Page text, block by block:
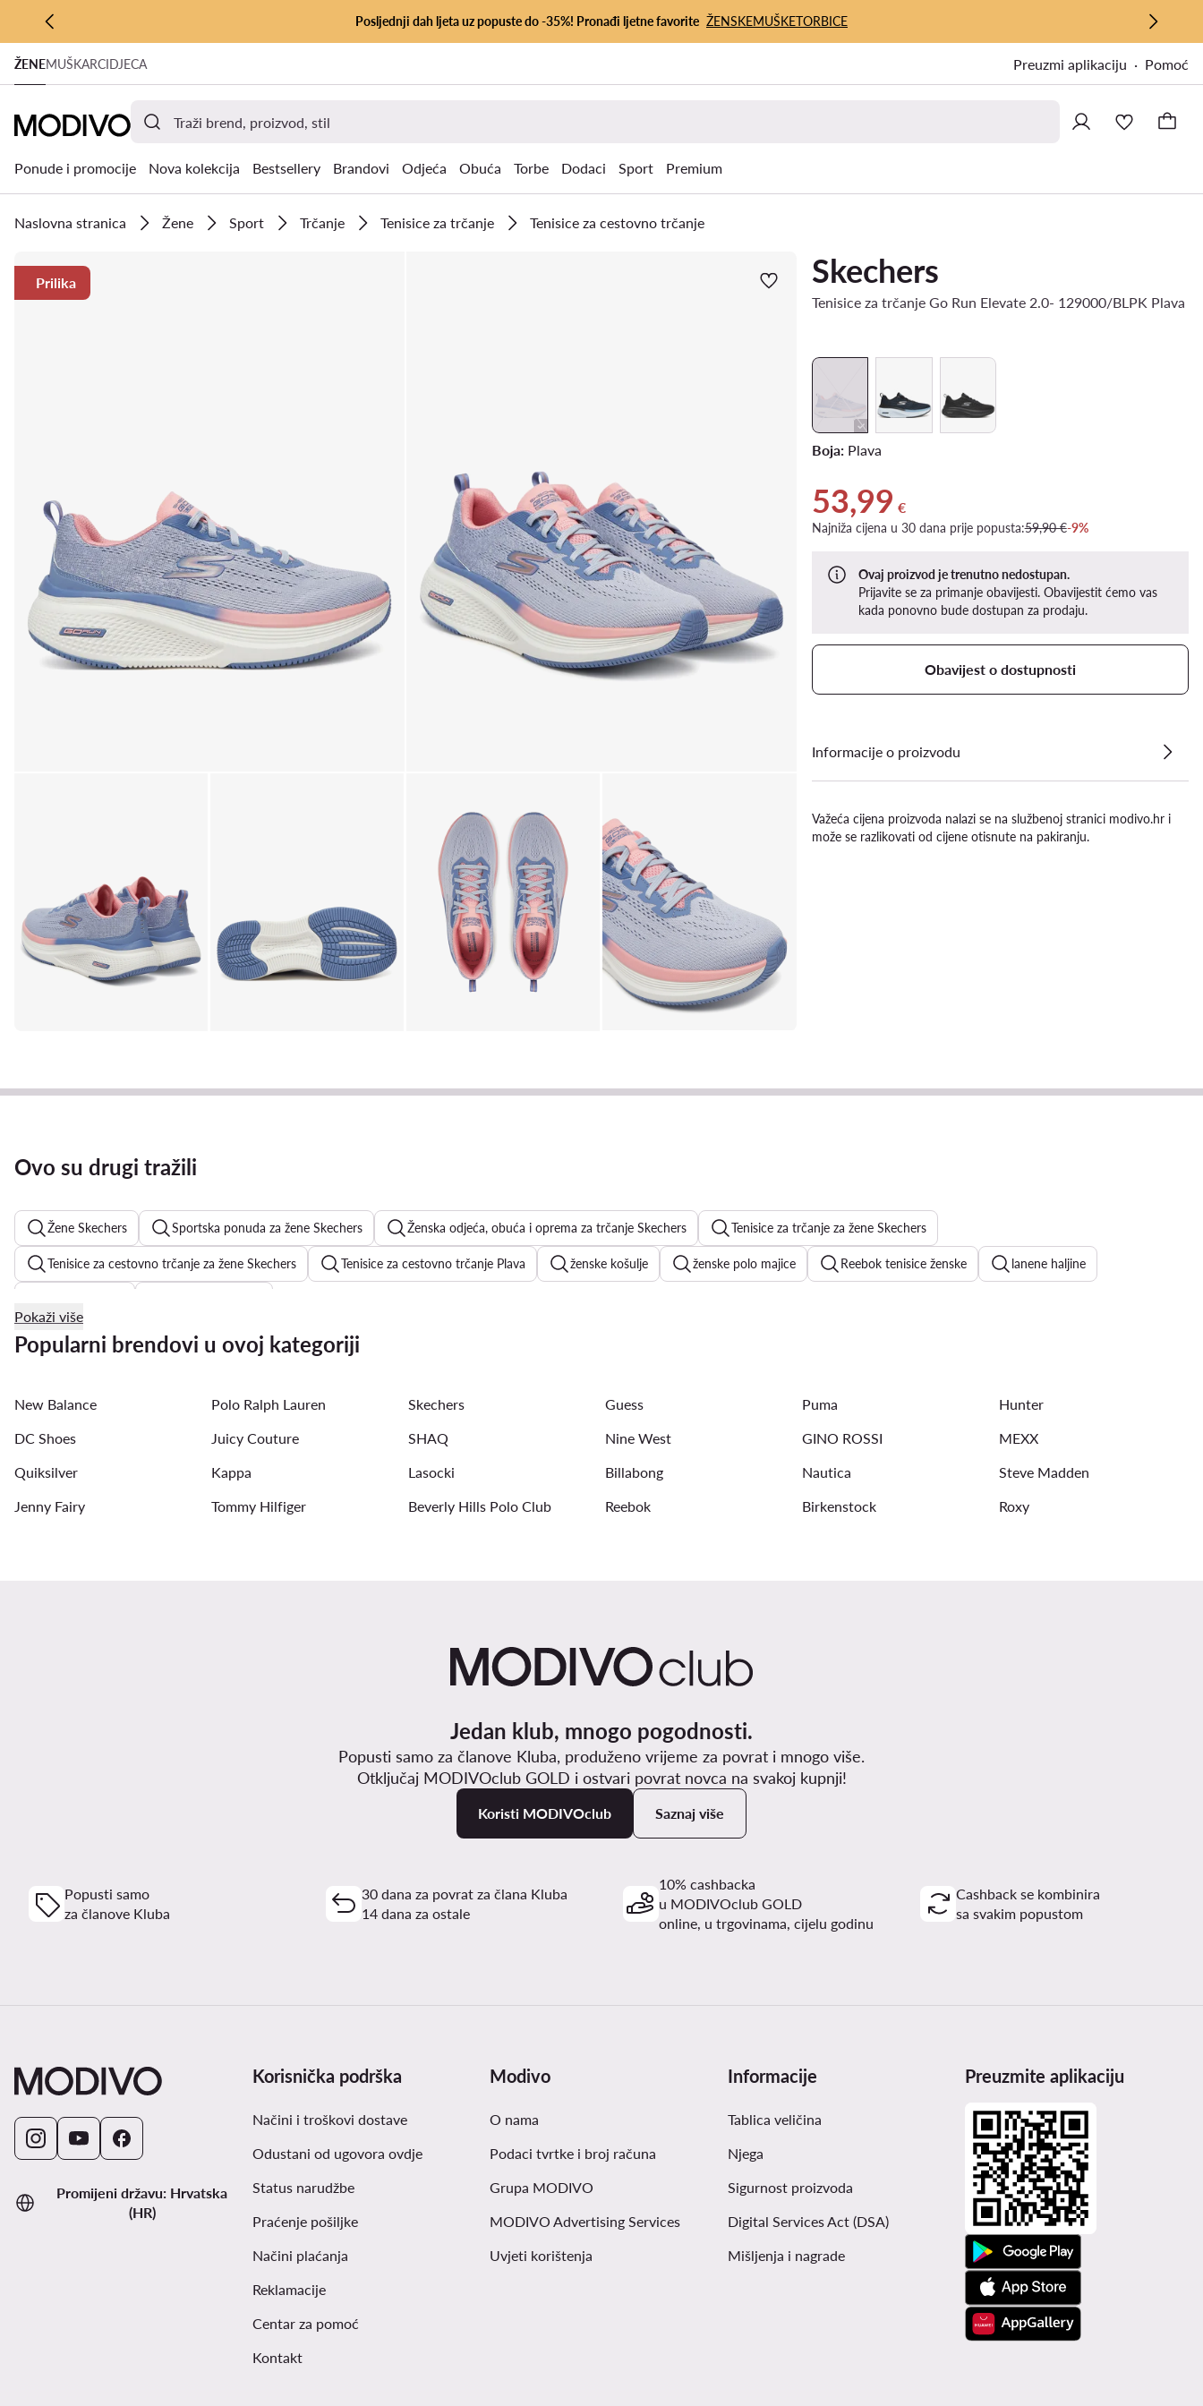
PRIJEĐI NA GLAVNI SADRŽAJ
PRIJEĐI NA PRETRAŽIVANJE
Posljednji dah ljeta uz popuste do -35%! Pronađi ljetne favorite ŽENSKEMUŠKETORBICE
ŽENEMUŠKARCIDJECA Preuzmi aplikaciju Pomoć
Ponude i promocije Nova kolekcija Bestsellery Brandovi Odjeća Obuća Torbe Dodaci Sport Premium
Naslovna stranica Žene Sport Trčanje Tenisice za trčanje Tenisice za cestovno trčanje
Prilika Skechers
Tenisice za trčanje Go Run Elevate 2.0- 129000/BLPK Plava
Boja:Plava
Trenutna cijena 53,99 €
53,99 €
Najniža cijena u 30 dana prije popusta:59,90 €-9%
Ovaj proizvod je trenutno nedostupan.
Prijavite se za primanje obavijesti. Obavijestit ćemo vas
kada ponovno bude dostupan za prodaju.
Obavijest o dostupnosti
Informacije o proizvodu
Važeća cijena proizvoda nalazi se na službenoj stranici modivo.hr i
može se razlikovati od cijene otisnute na pakiranju.
Ovo su drugi tražili
Žene Skechers Sportska ponuda za žene Skechers Ženska odjeća, obuća i oprema za trčanje Skechers Tenisice za trčanje za žene Skechers
Tenisice za cestovno trčanje za žene Skechers Tenisice za cestovno trčanje Plava ženske košulje ženske polo majice Reebok tenisice ženske lanene haljine
ženske japanke bijeli sakoi cvjetne haljine
crvene štikle
Pokaži više
Popularni brendovi u ovoj kategoriji
New Balance Polo Ralph Lauren Skechers Guess Puma
Hunter
DC Shoes
Juicy Couture SHAQ Nine West GINO ROSSI
MEXX
Quiksilver
Kappa Lasocki Billabong Nautica
Steve Madden
Jenny Fairy
Tommy Hilfiger Beverly Hills Polo Club Reebok Birkenstock Roxy
Jedan klub, mnogo pogodnosti.
Popusti samo za članove Kluba, produženo vrijeme za povrat i mnogo više.
Otključaj MODIVOclub GOLD i ostvari povrat novca na svakoj kupnji!
Koristi MODIVOclub Saznaj više
Popusti samo
za članove Kluba
30 dana za povrat za člana Kluba
14 dana za ostale
10% cashbacka
u MODIVOclub GOLD
online, u trgovinama, cijelu godinu
Cashback se kombinira
sa svakim popustom
Promijeni državu: Hrvatska
(HR)
Korisnička podrška
Načini i troškovi dostave
Odustani od ugovora ovdje
Status narudžbe
Praćenje pošiljke
Načini plaćanja
Reklamacije
Centar za pomoć
Kontakt
Modivo
O nama
Podaci tvrtke i broj računa
Grupa MODIVO
MODIVO Advertising Services
Uvjeti korištenja
Informacije
Tablica veličina
Njega
Sigurnost proizvoda
Digital Services Act (DSA)
Mišljenja i nagrade
Preuzmite aplikaciju